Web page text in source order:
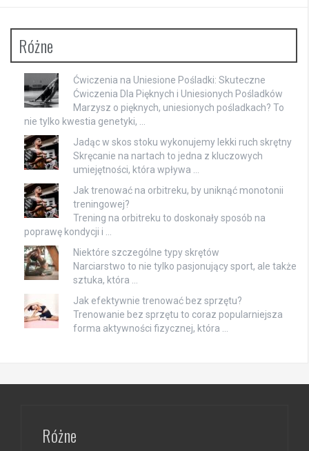
Różne
Ćwiczenia na Uniesione Pośladki: Skuteczne
Ćwiczenia Dla Pięknych i Uniesionych Pośladków
Marzysz o pięknych, uniesionych pośladkach? To
nie tylko kwestia genetyki, …
Jadąc w skos stoku wykonujemy lekki ruch skrętny
Skręcanie na nartach to jedna z kluczowych
umiejętności, która wpływa …
Jak trenować na orbitreku, by uniknąć monotonii
treningowej?
Trening na orbitreku to doskonały sposób na
poprawę kondycji i …
Niektóre szczególne typy skrętów
Narciarstwo to nie tylko pasjonujący sport, ale także
sztuka, która …
Jak efektywnie trenować bez sprzętu?
Trenowanie bez sprzętu to coraz popularniejsza
forma aktywności fizycznej, która …
Różne